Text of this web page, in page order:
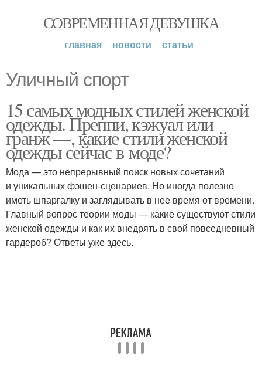
СОВРЕМЕННАЯ ДЕВУШКА
главная новости статьи
Уличный спорт
15 самых модных стилей женской
одежды. Преппи, кэжуал или
гранж —, какие стили женской
одежды сейчас в моде?
Мода — это непрерывный поиск новых сочетаний
и уникальных фэшен-сценариев. Но иногда полезно
иметь шпаргалку и заглядывать в нее время от времени.
Главный вопрос теории моды — какие существуют стили
женской одежды и как их внедрять в свой повседневный
гардероб? Ответы уже здесь.